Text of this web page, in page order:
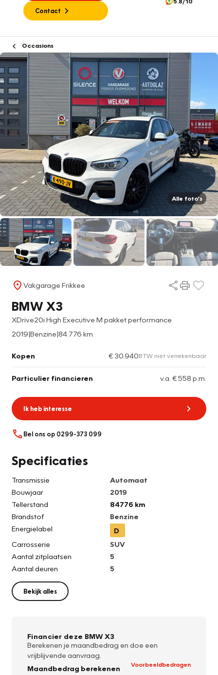
Contact
Occasions
Alle foto's
Vakgarage Frikkee
BMW X3
XDrive20i High Executive M pakket performance
2019|Benzine|84.776 km
Kopen € 30.940BTW niet verrekenbaar
Particulier financieren v.a. € 558 p.m.
Ik heb interesse
Bel ons op 0299-373 099
Specificaties
Transmissie
Automaat
Bouwjaar
2019
Tellerstand
84776 km
Brandstof
Benzine
Energielabel
D
Carrosserie
SUV
Aantal zitplaatsen
5
Aantal deuren
5
Bekijk alles
Financier deze BMW X3
Berekenen je maandbedrag en doe een
vrijblijvende aanvraag.
Maandbedrag berekenen
Voorbeeldbedragen